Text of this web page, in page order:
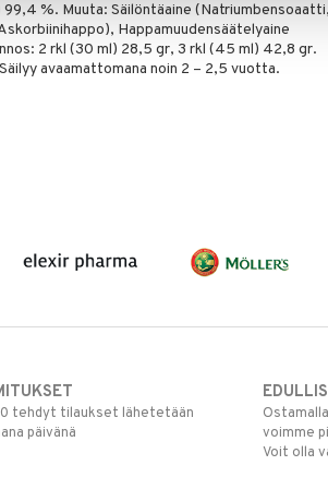
%. Muuta: Säilöntäaine (Natriumbensoaatti,
Happamuudensäätelyaine
2 rkl (30 ml) 28,5 gr, 3 rkl (45 ml) 42,8 gr.
avaamattomana noin 2 – 2,5 vuotta.
tehdyt tilaukset lähetetään
päivänä
voimme
Voit olla